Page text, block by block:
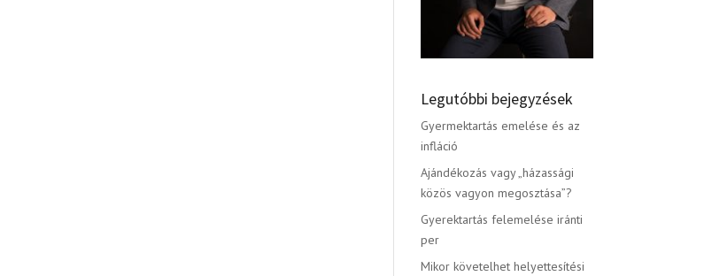
Legutóbbi bejegyzések
Gyermektartás emelése és az
infláció
Ajándékozás vagy „házassági
közös vagyon megosztása”?
Gyerektartás felemelése iránti
per
Mikor követelhet helyettesítési